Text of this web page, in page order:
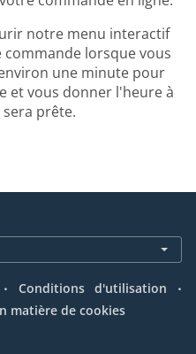
notre menu interactif
lorsque vous
une minute pour
et vous donner l'heure à
prête.
. Conditions d'utilisation .
matière de cookies